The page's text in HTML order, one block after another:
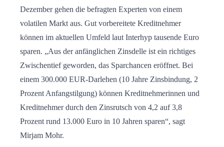
Dezember gehen die befragten Experten von einem
volatilen Markt aus. Gut vorbereitete Kreditnehmer
können im aktuellen Umfeld laut Interhyp tausende Euro
sparen. „Aus der anfänglichen Zinsdelle ist ein richtiges
Zwischentief geworden, das Sparchancen eröffnet. Bei
einem 300.000 EUR-Darlehen (10 Jahre Zinsbindung, 2
Prozent Anfangstilgung) können Kreditnehmerinnen und
Kreditnehmer durch den Zinsrutsch von 4,2 auf 3,8
Prozent rund 13.000 Euro in 10 Jahren sparen“, sagt
Mirjam Mohr.